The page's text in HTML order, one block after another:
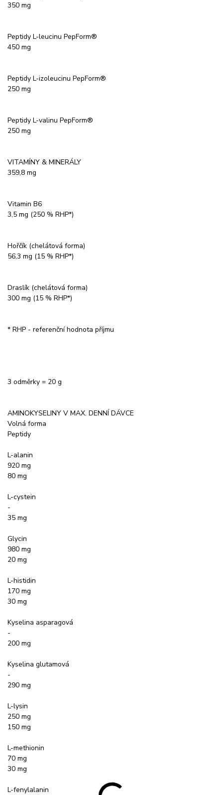
350 mg
Peptidy L-leucinu PepForm®
450 mg
Peptidy L-izoleucinu PepForm®
250 mg
Peptidy L-valinu PepForm®
250 mg
VITAMÍNY & MINERÁLY
359,8 mg
Vitamin B6
3,5 mg (250 % RHP*)
Hořčík (chelátová forma)
56,3 mg (15 % RHP*)
Draslík (chelátová forma)
300 mg (15 % RHP*)
* RHP - referenční hodnota příjmu
3 odměrky = 20 g
AMINOKYSELINY V MAX. DENNÍ DÁVCE
Volná forma
Peptidy
L-alanin
920 mg
80 mg
L-cystein
-
35 mg
Glycin
980 mg
20 mg
L-histidin
170 mg
30 mg
Kyselina asparagová
-
200 mg
Kyselina glutamová
-
290 mg
L-lysin
250 mg
150 mg
L-methionin
70 mg
30 mg
L-fenylalanin